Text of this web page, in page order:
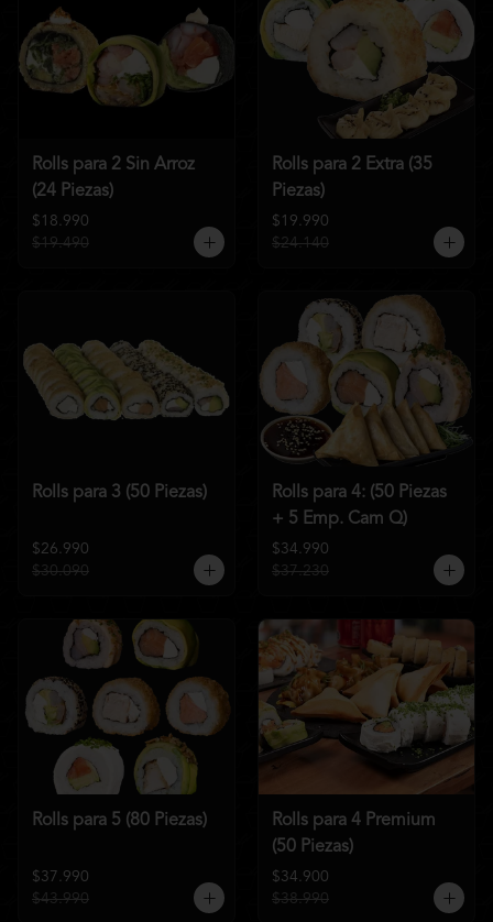
Rolls para 2 Sin Arroz
(24 Piezas)
$18.990
$19.490
Rolls para 2 Extra (35
Piezas)
$19.990
$24.140
Rolls para 3 (50 Piezas)
$26.990
$30.090
Rolls para 4: (50 Piezas
+ 5 Emp. Cam Q)
$34.990
$37.230
Rolls para 5 (80 Piezas)
$37.990
$43.990
Rolls para 4 Premium
(50 Piezas)
$34.900
$38.990